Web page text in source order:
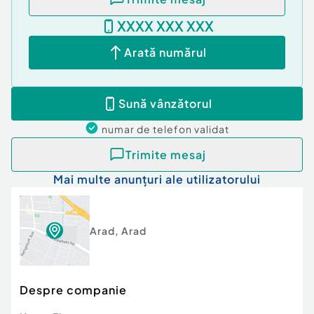
Apă
XXXX XXX XXX
Arată numărul
Sună vânzătorul
numar de telefon validat
Trimite mesaj
Mai multe anunțuri ale utilizatorului
Arad, Arad
Despre companie